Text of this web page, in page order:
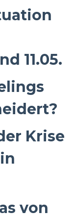
11.05.
Krise
von